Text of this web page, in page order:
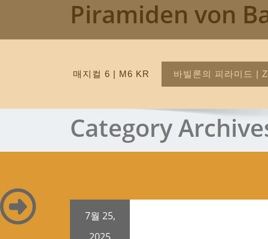
Piramiden von
매지컬 6 | M6 KR 바빌론의 피라미드 |
Category
7월 25,